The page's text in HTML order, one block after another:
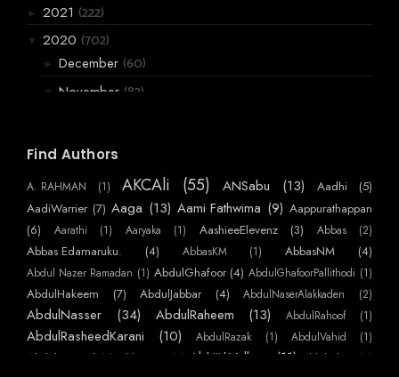
► 2021 (222)
▼ 2020 (702)
► December (60)
▼ November (83)
പൂച്ചക്കണ്ണ്
ചെമ്പകപൂവിന്റെ സുഗന്ധം
വാട്സാപ്പിൽ വന്ന വനിത,
സ്റ്റീവൻ ദ സീഗൾ
ഇൻ്റർവ്യൂ.
കണാരേട്ടന്റെ കട
എന്റെ ഭാര്യേട ബ്രാണ്ടിക്കുപ്പി
Find Authors
A. RAHMAN (1) AKCAli (55) ANSabu (13) Aadhi
(5)
AadiWarrier (7) Aaga (13) Aami Fathwima (9) Aappurathappan
(6)
Aarathi (1) Aaryaka (1) AashieeElevenz (3) Abbas (2)
Abbas Edamaruku. (4) AbbasKM (1) AbbasNM (4)
Abdul Nazer Ramadan (1) AbdulGhafoor (4) AbdulGhafoorPallithodi (1)
AbdulHakeem (7) AbdulJabbar (4) AbdulNaserAlakkaden (2)
AbdulNasser (34) AbdulRaheem (13) AbdulRahoof (1)
AbdulRasheedKarani (10) AbdulRazak (1) AbdulVahid (1)
Abdulmajeed (7) AbhiKattor (1) AbhijithVelloor (11) AbhilashKP
(1)